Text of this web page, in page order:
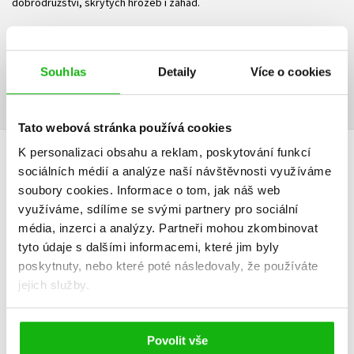
Souhlas Detaily Více o cookies
Tato webová stránka používá cookies
K personalizaci obsahu a reklam, poskytování funkcí
sociálních médií a analýze naší návštěvnosti využíváme
soubory cookies. Informace o tom, jak náš web
využíváme, sdílíme se svými partnery pro sociální
média, inzerci a analýzy. Partneři mohou zkombinovat
tyto údaje s dalšími informacemi, které jim byly
poskytnuty, nebo které poté následovaly, že používáte
jejich služby.
Povolit vše
Ukázka.pdf
HODNOCENÍ ČTENÁŘŮ
V současné době nejsou vytvořena žádná uživatelská hodnocení.
Vaše hodnocení
Uživatelskou recenzi mohou vkládat pouze registrovaní uživatelé
Přihlásit